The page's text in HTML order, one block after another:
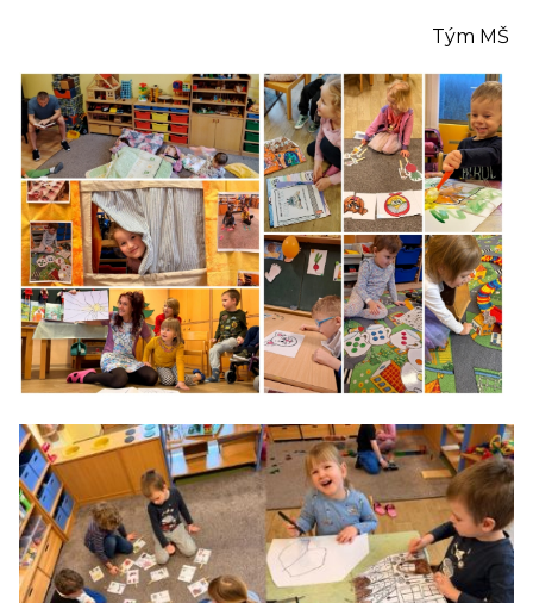
Tým MŠ